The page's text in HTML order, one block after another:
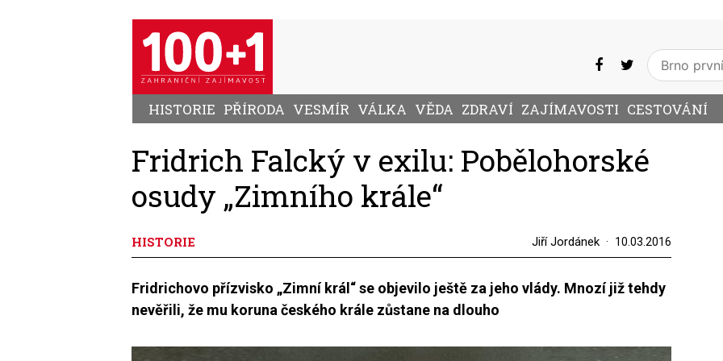
HISTORIE PŘÍRODA VESMÍR VÁLKA VĚDA ZDRAVÍ ZAJÍMAVOSTI CESTOVÁNÍ
Fridrich Falcký v exilu: Pobělohorské
osudy „Zimního krále“
HISTORIE Jiří Jordánek 10.03.2016
Fridrichovo přízvisko „Zimní král“ se objevilo ještě za jeho vlády. Mnozí již tehdy
nevěřili, že mu koruna českého krále zůstane na dlouho